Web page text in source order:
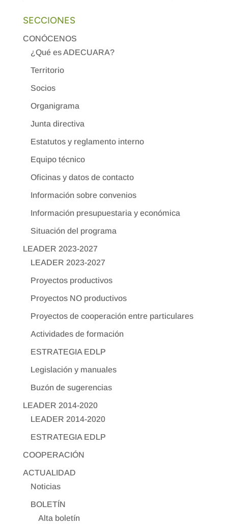
SECCIONES
CONÓCENOS
¿Qué es ADECUARA?
Territorio
Socios
Organigrama
Junta directiva
Estatutos y reglamento interno
Equipo técnico
Oficinas y datos de contacto
Información sobre convenios
Información presupuestaria y económica
Situación del programa
LEADER 2023-2027
LEADER 2023-2027
Proyectos productivos
Proyectos NO productivos
Proyectos de cooperación entre particulares
Actividades de formación
ESTRATEGIA EDLP
Legislación y manuales
Buzón de sugerencias
LEADER 2014-2020
LEADER 2014-2020
ESTRATEGIA EDLP
COOPERACIÓN
ACTUALIDAD
Noticias
BOLETÍN
Alta boletín